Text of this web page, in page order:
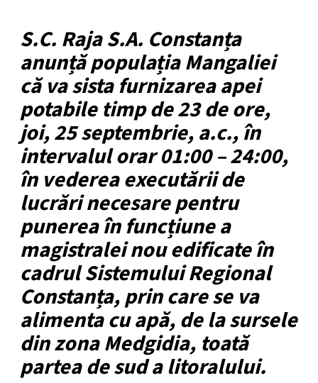
S.C. Raja S.A. Constanța
anunță populația Mangaliei
că va sista furnizarea apei
potabile timp de 23 de ore,
joi, 25 septembrie, a.c., în
intervalul orar 01:00 – 24:00,
în vederea executării de
lucrări necesare pentru
punerea în funcțiune a
magistralei nou edificate în
cadrul Sistemului Regional
Constanța, prin care se va
alimenta cu apă, de la sursele
din zona Medgidia, toată
partea de sud a litoralului.